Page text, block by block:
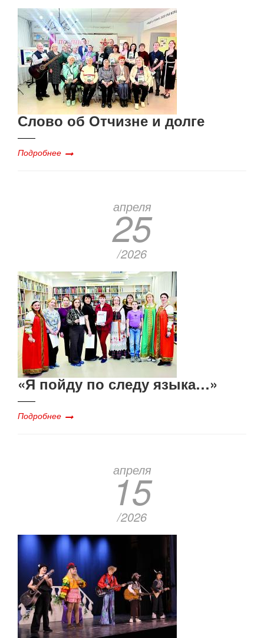
Слово об Отчизне и долге
Подробнее
апреля
25
/2026
«Я пойду по следу языка…»
Подробнее
апреля
15
/2026